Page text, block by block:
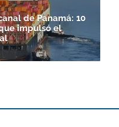
de Panamá: 10
impulsó el